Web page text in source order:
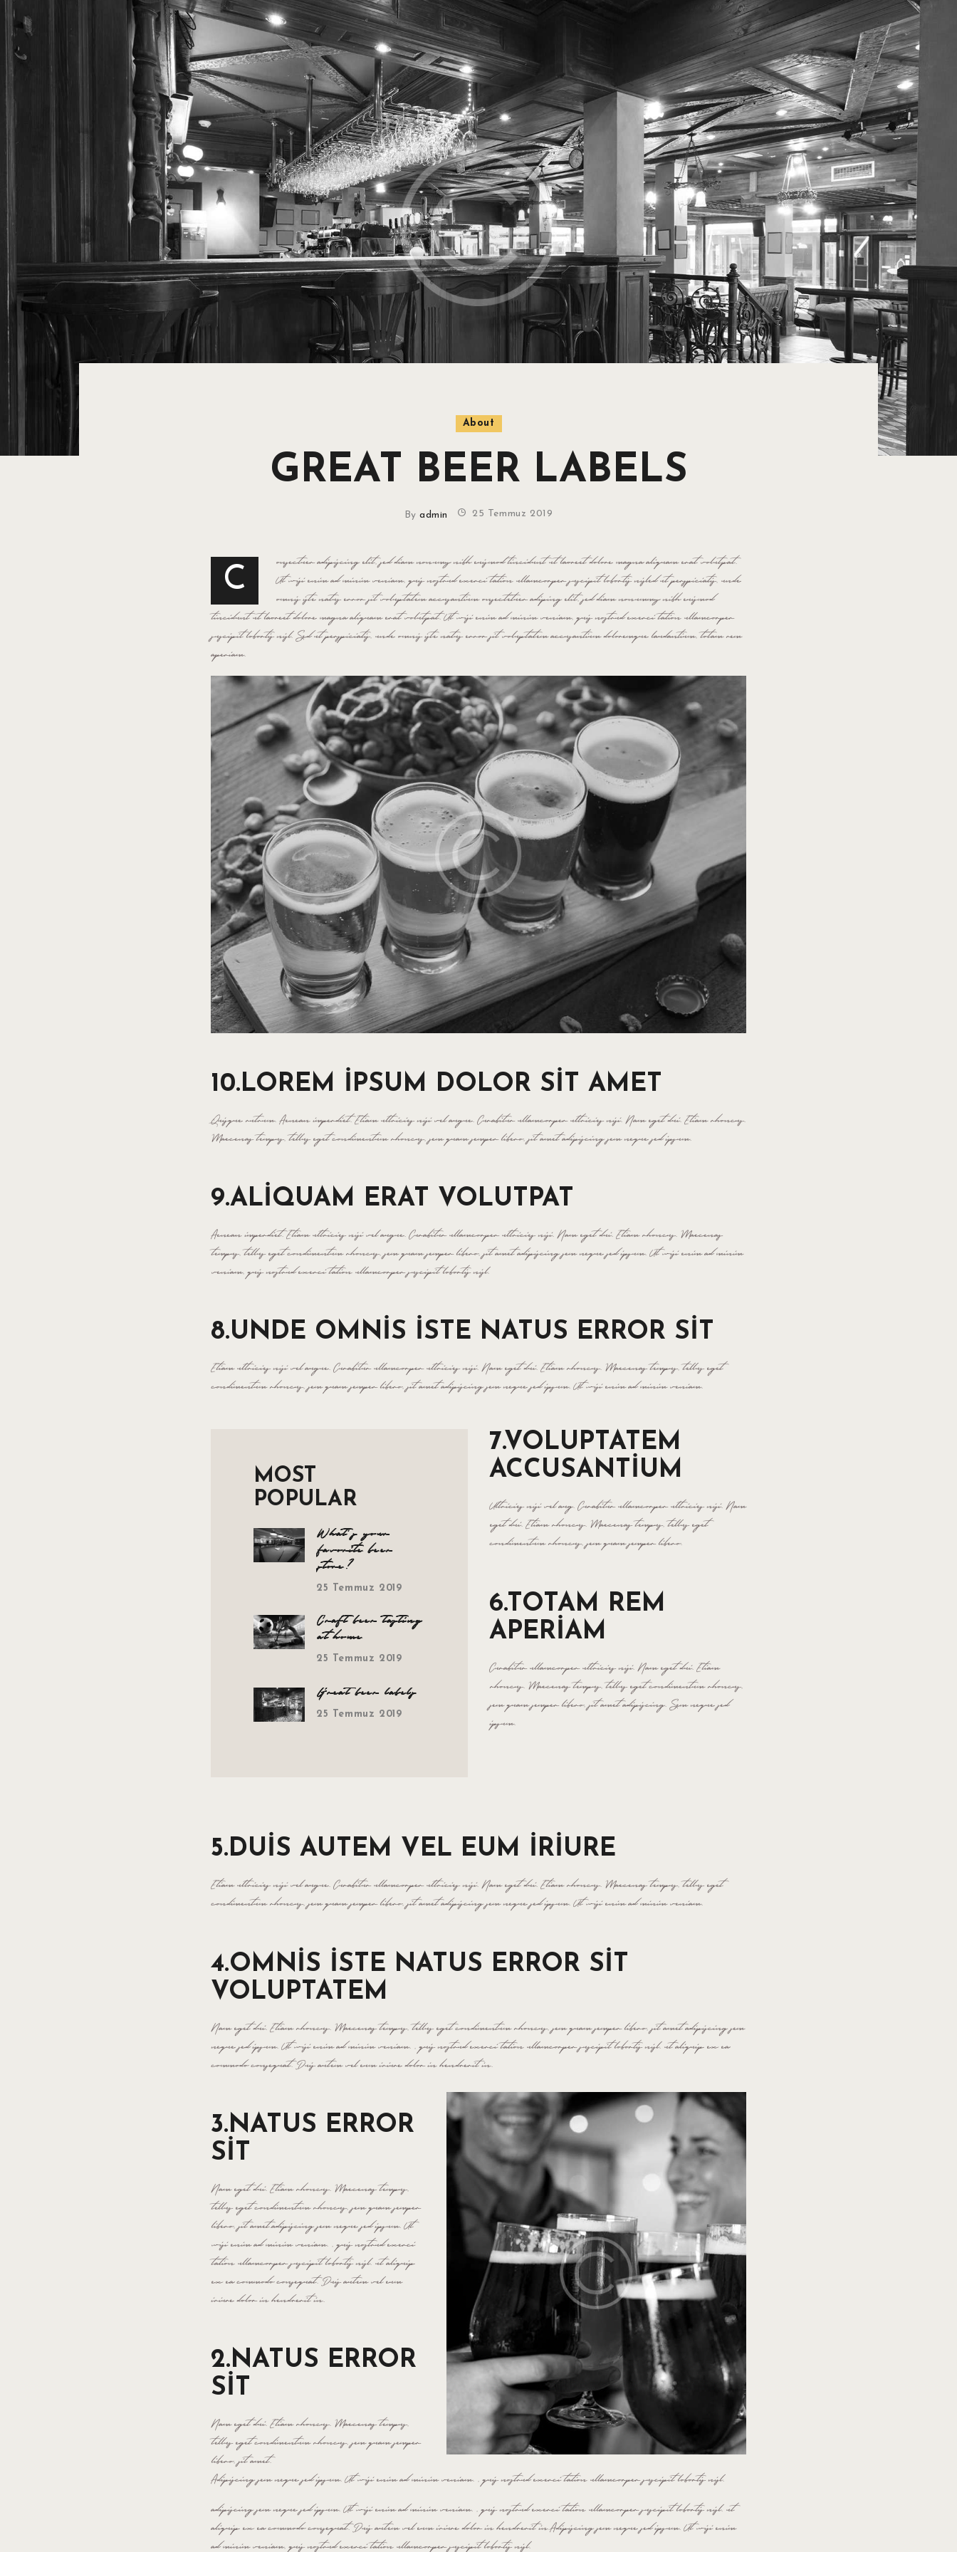
ANA SAYFA
İMKANLAR
FOTOĞRAFLAR
NOSTALJI
360 SANAL TUR
KERVANHAN MENÜ
REZERVASYON
İLETIŞIM
About
GREAT BEER LABELS
By admin 25 Temmuz 2019
C
onsectuer adipiscing elit, sed diam nonumy nibh euismod tincidunt ut laoreet dolore magna aliquam erat volutpat.
Ut wisi enim ad minim veniam, quis nostrud exerci tation ullamcorper suscipit lobortis nisled ut perspiciatis, unde
omnis iste natus error sit voluptatem accusantium onsectetuer adiping elit, sed diam nonummy nibh euismod
tincidunt ut laoreet dolore magna aliquam erat volutpat. Ut wisi enim ad minim veniam, quis nostrud exerci tation ullamcorper
suscipit lobortis nisl. Sed ut perspiciatis, unde omnis iste natus error sit voluptatem accusantium doloremque laudantium, totam rem
aperiam.
10.LOREM IPSUM DOLOR SIT AMET
Quisque rutrum. Aenean imperdiet. Etiam ultricies nisi vel augue. Curabitur ullamcorper ultricies nisi. Nam eget dui. Etiam rhoncus.
Maecenas tempus, tellus eget condimentum rhoncus, sem quam semper libero, sit amet adipiscing sem neque sed ipsum.
9.ALIQUAM ERAT VOLUTPAT
Aenean imperdiet. Etiam ultricies nisi vel augue. Curabitur ullamcorper ultricies nisi. Nam eget dui. Etiam rhoncus. Maecenas
tempus, tellus eget condimentum rhoncus, sem quam semper libero, sit amet adipiscing sem neque sed ipsum. Ut wisi enim ad minim
veniam, quis nostrud exerci tation ullamcorper suscipit lobortis nisl.
8.UNDE OMNIS ISTE NATUS ERROR SIT
Etiam ultricies nisi vel augue. Curabitur ullamcorper ultricies nisi. Nam eget dui. Etiam rhoncus. Maecenas tempus, tellus eget
condimentum rhoncus, sem quam semper libero, sit amet adipiscing sem neque sed ipsum. Ut wisi enim ad minim veniam.
MOST
POPULAR
What’s your
favorite beer
store?
25 Temmuz 2019
Craft beer tasting
at home
25 Temmuz 2019
Great beer labels
25 Temmuz 2019
7.VOLUPTATEM
ACCUSANTIUM
Ultricies nisi vel aug. Curabitur ullamcorper ultricies nisi. Nam
eget dui. Etiam rhoncus. Maecenas tempus, tellus eget
condimentum rhoncus, sem quam semper libero.
6.TOTAM REM
APERIAM
Curabitur ullamcorper ultricies nisi. Nam eget dui. Etiam
rhoncus. Maecenas tempus, tellus eget condimentum rhoncus,
sem quam semper libero, sit amet adipiscing. Sem neque sed
ipsum.
5.DUIS AUTEM VEL EUM IRIURE
Etiam ultricies nisi vel augue. Curabitur ullamcorper ultricies nisi. Nam eget dui. Etiam rhoncus. Maecenas tempus, tellus eget
condimentum rhoncus, sem quam semper libero, sit amet adipiscing sem neque sed ipsum. Ut wisi enim ad minim veniam.
4.OMNIS ISTE NATUS ERROR SIT
VOLUPTATEM
Nam eget dui. Etiam rhoncus. Maecenas tempus, tellus eget condimentum rhoncus, sem quam semper libero, sit amet adipiscing sem
neque sed ipsum. Ut wisi enim ad minim veniam. , quis nostrud exerci tation ullamcorper suscipit lobortis nisl. ut aliquip ex ea
commodo consequat. Duis autem vel eum iriure dolor in hendrerit in.
3.NATUS ERROR
SIT
Nam eget dui. Etiam rhoncus. Maecenas tempus,
tellus eget condimentum rhoncus, sem quam semper
libero, sit amet.adipiscing sem neque sed ipsum. Ut
wisi enim ad minim veniam. , quis nostrud exerci
tation ullamcorper suscipit lobortis nisl. ut aliquip
ex ea commodo consequat. Duis autem vel eum
iriure dolor in hendrerit in.
2.NATUS ERROR
SIT
Nam eget dui. Etiam rhoncus. Maecenas tempus,
tellus eget condimentum rhoncus, sem quam semper
libero, sit amet.
Adipiscing sem neque sed ipsum. Ut wisi enim ad minim veniam. , quis nostrud exerci tation ullamcorper suscipit lobortis nisl.
adipiscing sem neque sed ipsum. Ut wisi enim ad minim veniam. , quis nostrud exerci tation ullamcorper suscipit lobortis nisl. ut
aliquip ex ea commodo consequat. Duis autem vel eum iriure dolor in hendrerit in.Adipiscing sem neque sed ipsum. Ut wisi enim
ad minim veniam, quis nostrud exerci tation ullamcorper suscipit lobortis nisl.